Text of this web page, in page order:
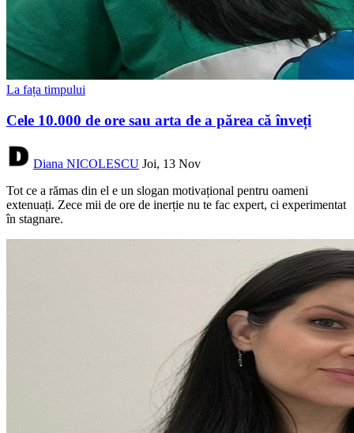
La fața timpului
Cele 10.000 de ore sau arta de a părea că înveți
Diana NICOLESCU Joi, 13 Nov
Tot ce a rămas din el e un slogan motivațional pentru oameni
extenuați. Zece mii de ore de inerție nu te fac expert, ci experimentat
în stagnare.